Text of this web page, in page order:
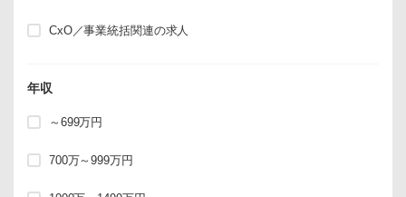
CxO／事業統括関連の求人
年収
～699万円
700万～999万円